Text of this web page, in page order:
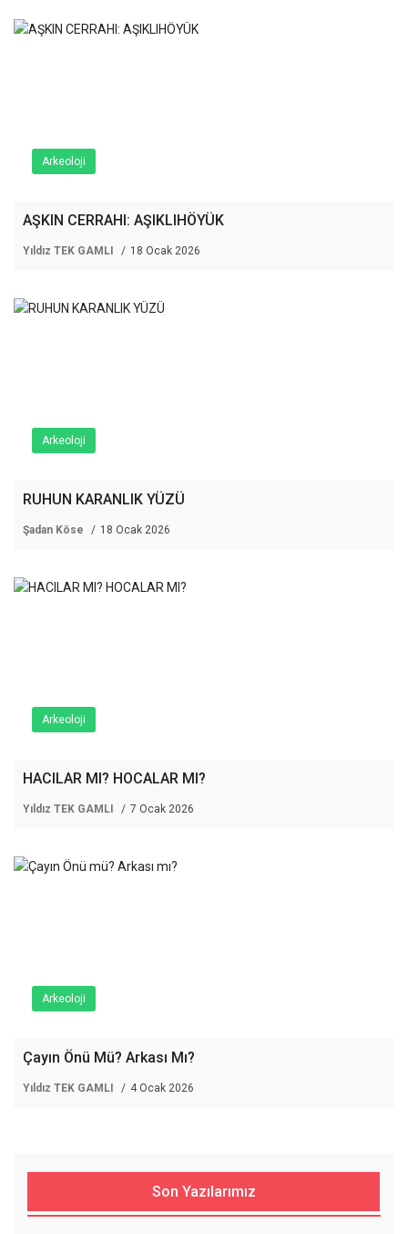
Arkeoloji
AŞKIN CERRAHI: AŞIKLIHÖYÜK
Yıldız TEK GAMLI 18 Ocak 2026
Arkeoloji
RUHUN KARANLIK YÜZÜ
Şadan Köse 18 Ocak 2026
Arkeoloji
HACILAR MI? HOCALAR MI?
Yıldız TEK GAMLI 7 Ocak 2026
Arkeoloji
Çayın Önü Mü? Arkası Mı?
Yıldız TEK GAMLI 4 Ocak 2026
Son Yazılarımız